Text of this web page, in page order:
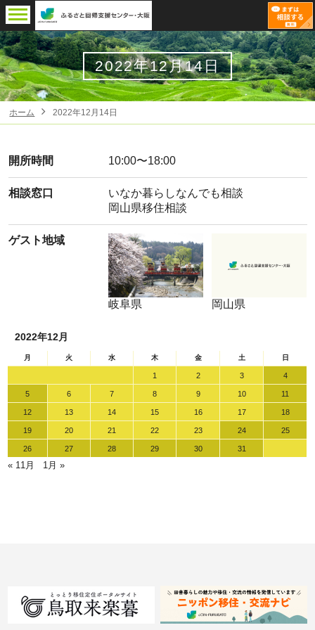
2022年12月14日
ホーム 2022年12月14日
開所時間 10:00〜18:00
相談窓口
いなか暮らしなんでも相談
岡山県移住相談
ゲスト地域
岐阜県 岡山県
2022年12月
月 火 水 木 金 土 日
1 2 3 4
5 6 7 8 9 10 11
12 13 14 15 16 17 18
19 20 21 22 23 24 25
26 27 28 29 30 31
« 11月 1月 »